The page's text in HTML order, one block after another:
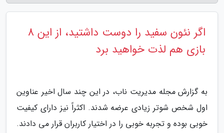
اگر نئون سفید را دوست داشتید، از این 8
بازی هم لذت خواهید برد
به گزارش مجله مدیریت ناب، در این چند سال اخیر عناوین
اول شخص شوتر زیادی عرضه شدند. اکثراً نیز دارای کیفیت
خوبی بوده و تجربه خوبی را در اختیار کاربران قرار می دادند.